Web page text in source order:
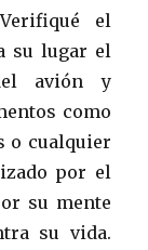
el
su lugar el
avión y
como
o cualquier
por el
su mente
su vida.